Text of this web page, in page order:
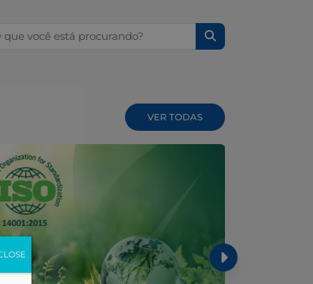
por:
VER TODAS